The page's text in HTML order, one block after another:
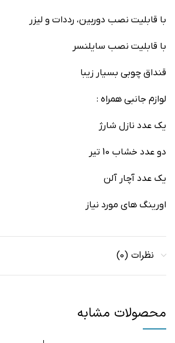
با قابلیت نصب دوربین، رددات و لیزر
با قابلیت نصب سایلنسر
قنداق چوبی بسیار زیبا
لوازم جانبی همراه :
یک عدد نازل شارژ
دو عدد خشاب 10 تیر
یک عدد آچار آلن
اورینگ های مورد نیاز
نظرات (0)
محصولات مشابه